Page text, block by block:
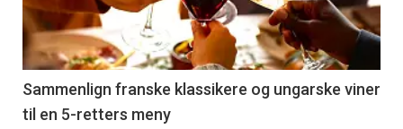
nå
-
5
Sammenlign franske klassikere og ungarske viner
til en 5-retters meny